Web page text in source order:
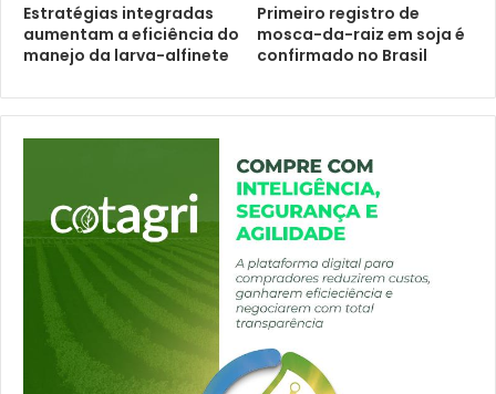
Estratégias integradas
aumentam a eficiência do
manejo da larva-alfinete
Primeiro registro de
mosca-da-raiz em soja é
confirmado no Brasil